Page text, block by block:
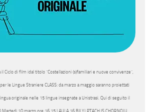
il Ciclo di film idal titolo “Costellazioni (s)familiari e nuove convivenze”,
le Lingue Straniere CLASS: da marzo a maggio saranno proiettati
originale nelle 15 lingue insegnate a Unistrasi. Qui di seguito il